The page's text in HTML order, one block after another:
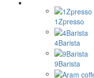
1Zpresso
4Barista
9Barista